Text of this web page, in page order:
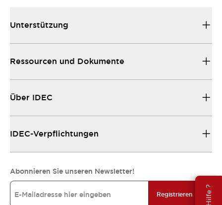
Unterstützung
Ressourcen und Dokumente
Über IDEC
IDEC-Verpflichtungen
Abonnieren Sie unseren Newsletter!
Registrieren